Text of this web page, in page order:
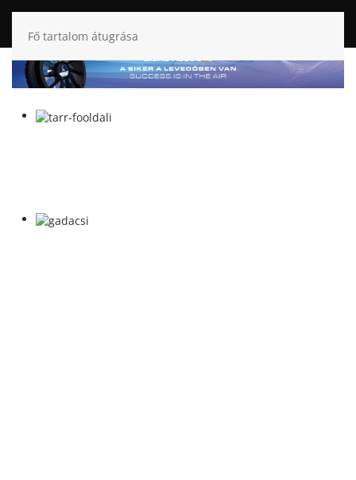
Fő tartalom átugrása